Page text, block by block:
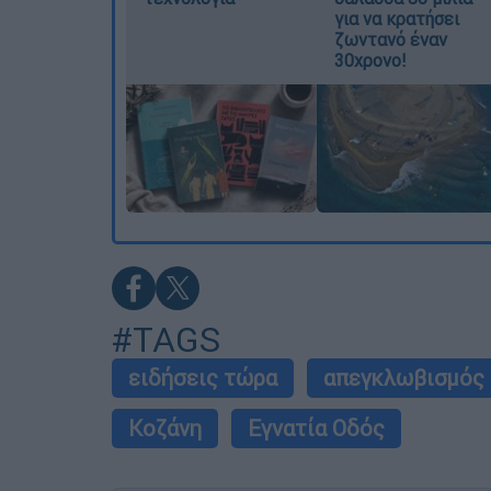
για να κρατήσει
ζωντανό έναν
30χρονο!
#TAGS
ειδήσεις τώρα απεγκλωβισμός
Κοζάνη
Εγνατία Οδός